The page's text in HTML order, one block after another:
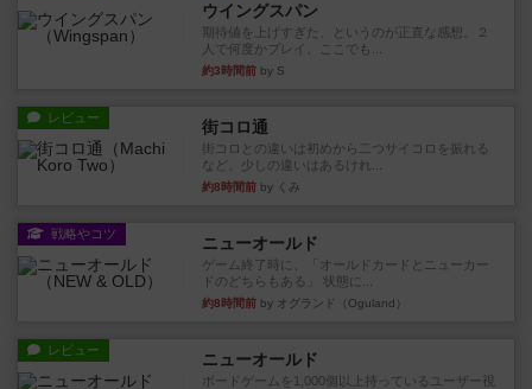
ウイングスパン
期待値を上げすぎた、というのが正直な感想。２
人で何度かプレイ。ここでも...
約3時間前 by S
レビュー 街コロ通
街コロとの違いは初めから二つサイコロを振れる
など、少しの違いはあるけれ...
約8時間前 by くみ
戦略やコツ ニューオールド
ゲーム終了時に、「オールドカードとニューカー
ドのどちらもある」 状態に...
約8時間前 by オグランド（Oguland）
レビュー ニューオールド
ボードゲームを1,000個以上持っているユーザー視